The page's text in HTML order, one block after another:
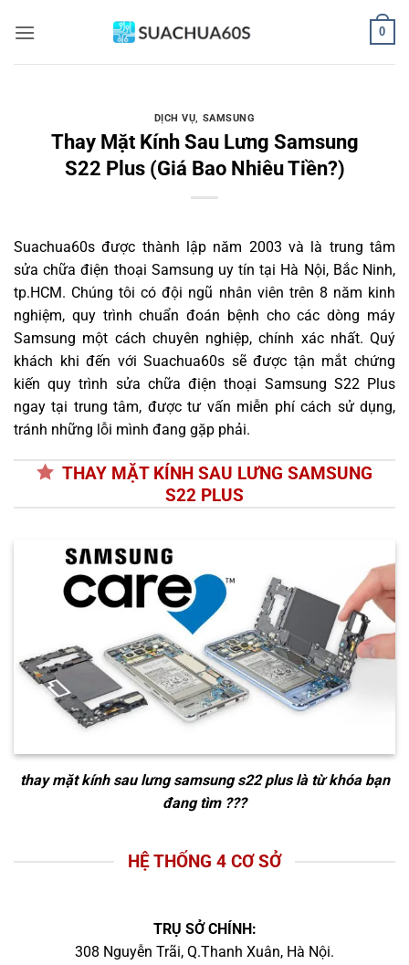
qua
0
DỊCH VỤ, SAMSUNG
Thay Mặt Kính Sau Lưng Samsung
S22 Plus (Giá Bao Nhiêu Tiền?)
Suachua60s được thành lập năm 2003 và là trung tâm
sửa chữa điện thoại Samsung uy tín tại Hà Nội, Bắc Ninh,
tp.HCM. Chúng tôi có đội ngũ nhân viên trên 8 năm kinh
nghiệm, quy trình chuẩn đoán bệnh cho các dòng máy
Samsung một cách chuyên nghiệp, chính xác nhất. Quý
khách khi đến với Suachua60s sẽ được tận mắt chứng
kiến quy trình sửa chữa điện thoại Samsung S22 Plus
ngay tại trung tâm, được tư vấn miễn phí cách sử dụng,
tránh những lỗi mình đang gặp phải.
THAY MẶT KÍNH SAU LƯNG SAMSUNG
S22 PLUS
thay mặt kính sau lưng samsung s22 pluslà từ khóa bạn
đang tìm ???
HỆ THỐNG 4 CƠ SỞ
TRỤ SỞ CHÍNH:
308 Nguyễn Trãi, Q.Thanh Xuân, Hà Nội.